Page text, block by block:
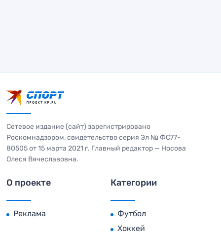
Сетевое издание (сайт) зарегистрировано
Роскомнадзором, свидетельство серия Эл № ФС77-
80505 от 15 марта 2021 г. Главный редактор — Носова
Олеся Вячеславовна.
О проекте
Реклама
Категории
Футбол
Хоккей